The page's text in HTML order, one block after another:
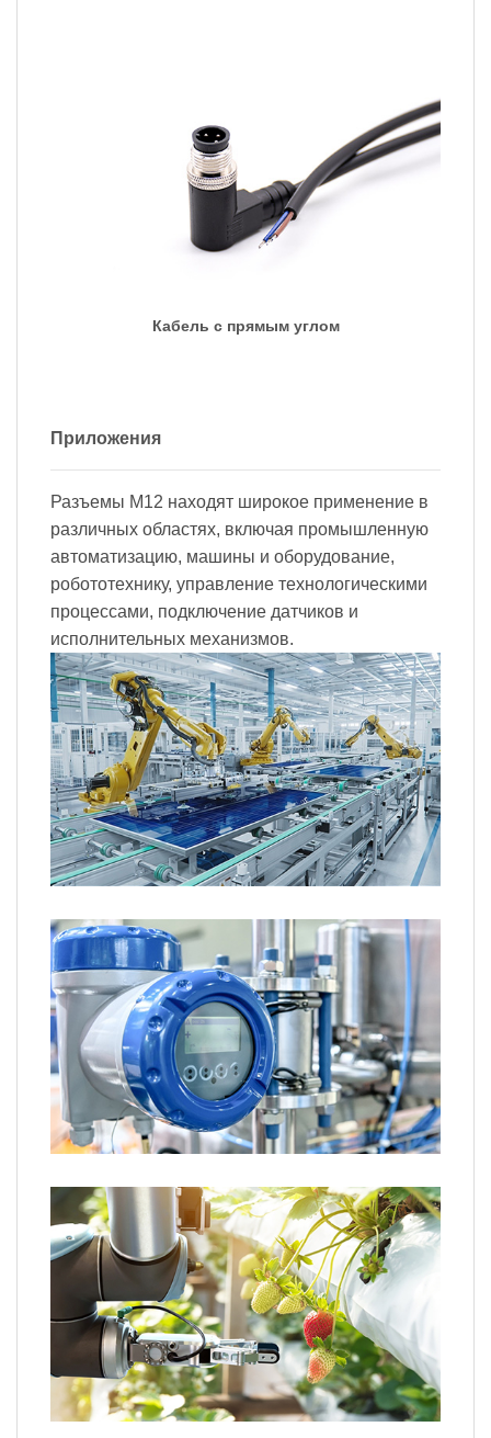
Кабель с прямым углом
Приложения
Разъемы M12 находят широкое применение в
различных областях, включая промышленную
автоматизацию, машины и оборудование,
робототехнику, управление технологическими
процессами, подключение датчиков и
исполнительных механизмов.